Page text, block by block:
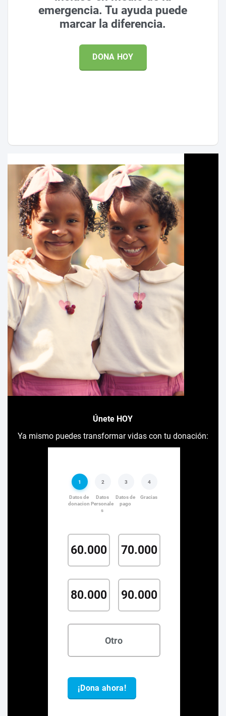
emergencia. Tu ayuda puede
marcar la diferencia.
DONA HOY
Únete HOY
Ya mismo puedes transformar vidas con tu donación: